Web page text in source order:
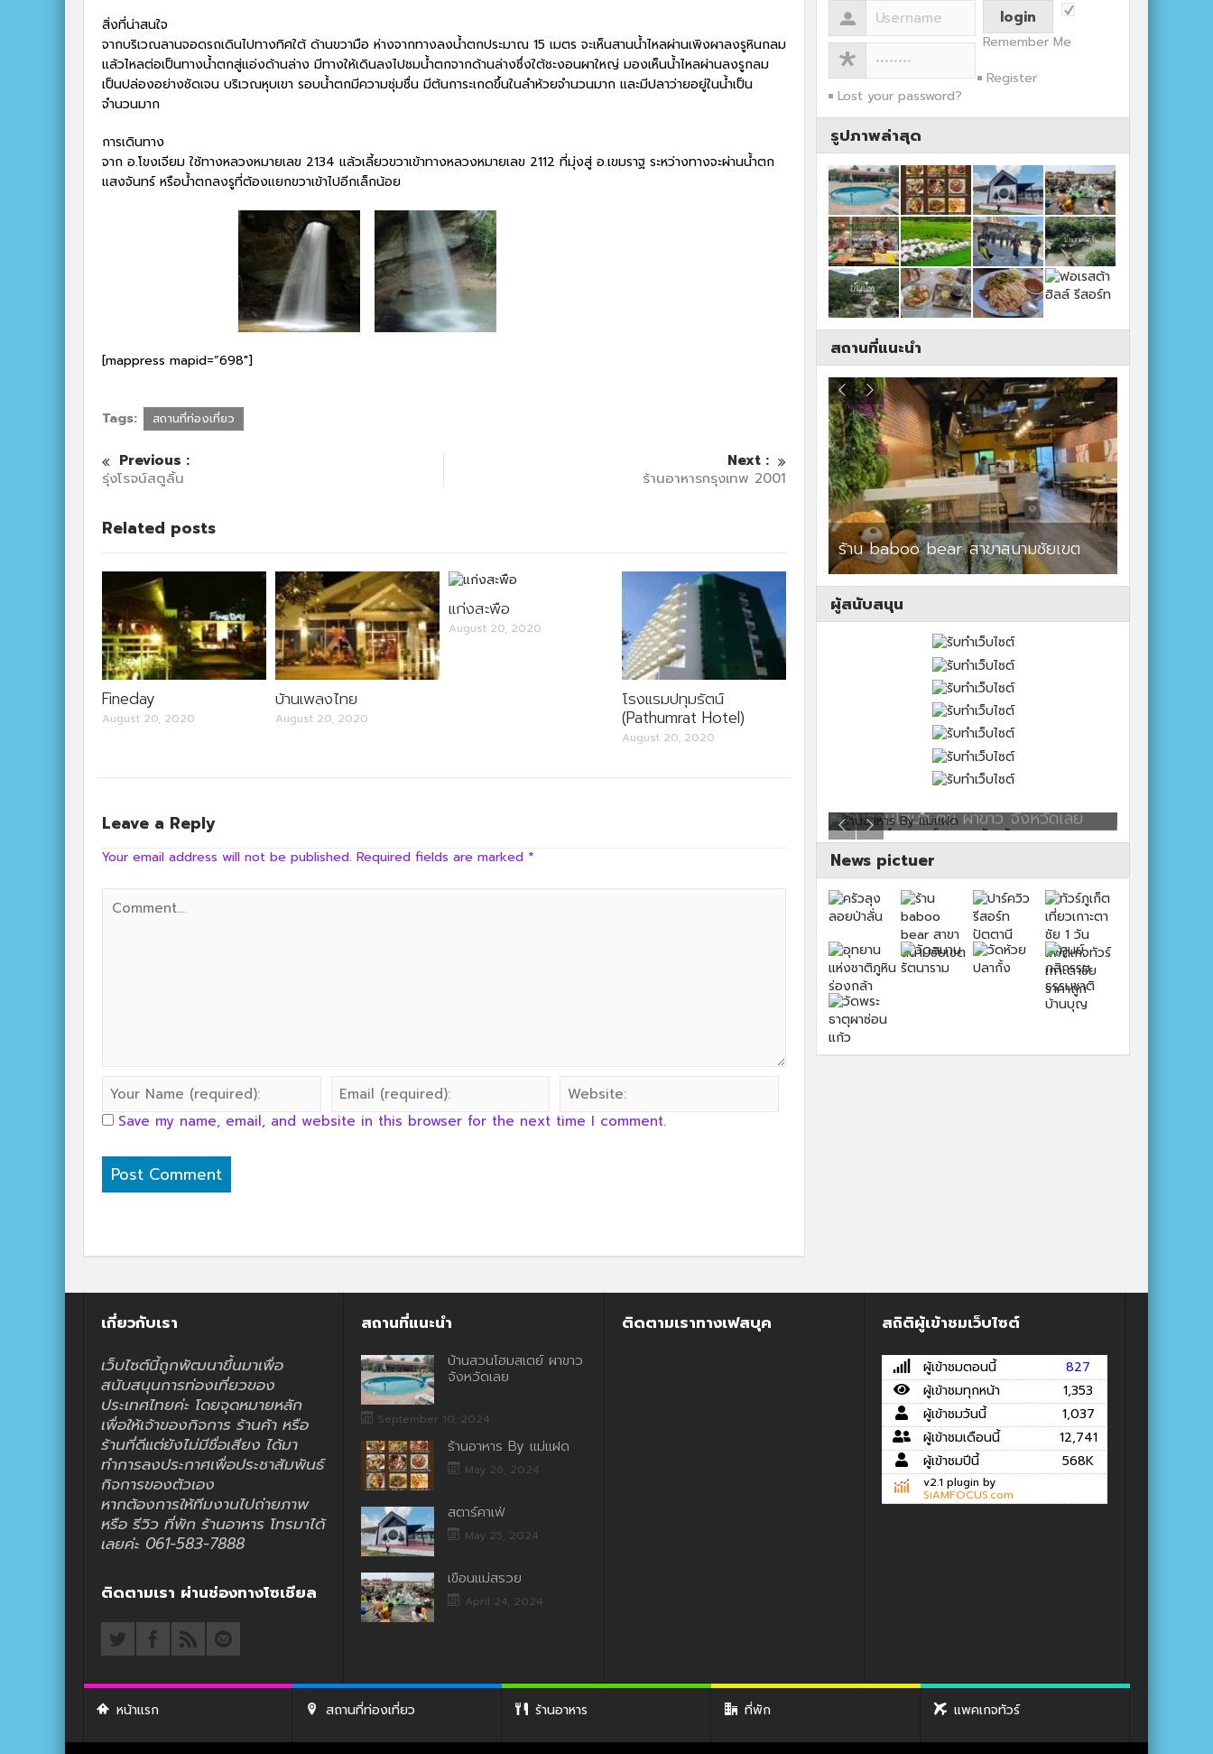
สิ่งที่น่าสนใจ
จากบริเวณลานจอดรถเดินไปทางทิศใต้ ด้านขวามือ ห่างจากทางลงน้ำตกประมาณ 15 เมตร จะเห็นสานน้ำไหลผ่านเพิงผาลงรูหินกลม
แล้วไหลต่อเป็นทางน้ำตกสู่แอ่งด้านล่าง มีทางให้เดินลงไปชมน้ำตกจากด้านล่างซึ่งใต้ชะงอนผาใหญ่ มองเห็นน้ำไหลผ่านลงรูกลม
เป็นปล่องอย่างชัดเจน บริเวณหุบเขา รอบน้ำตกมีความชุ่มชื่น มีต้นการะเกดขึ้นในลำห้วยจำนวนมาก และมีปลาว่ายอยู่ในน้ำเป็น
จำนวนมาก
การเดินทาง
จาก อ.โขงเจียม ใช้ทางหลวงหมายเลข 2134 แล้วเลี้ยวขวาเข้าทางหลวงหมายเลข 2112 ที่มุ่งสู่ อ.เขมราฐ ระหว่างทางจะผ่านน้ำตก
แสงจันทร์ หรือน้ำตกลงรูที่ต้องแยกขวาเข้าไปอีกเล็กน้อย
[mappress mapid=”698″]
Tags: สถานที่ท่องเที่ยว
Previous :
รุ่งโรจน์สตูลิ้น
Next :
ร้านอาหารกรุงเทพ 2001
Related posts
Fineday
August 20, 2020
บ้านเพลงไทย
August 20, 2020
แก่งสะพือ
August 20, 2020
โรงแรมปทุมรัตน์
(Pathumrat Hotel)
August 20, 2020
Leave a Reply
Your email address will not be published. Required fields are marked *
Save my name, email, and website in this browser for the next time I comment.
Remember Me
Register
Lost your password?
รูปภาพล่าสุด
สถานที่แนะนำ
ร้าน baboo bear สาขาสนามชัยเขต
ปาร์ควิวรีส
ผู้สนับสนุน
News pictuer
เกี่ยวกับเรา
เว็บไซต์นี้ถูกพัฒนาขึ้นมาเพื่อ
สนับสนุนการท่องเที่ยวของ
ประเทศไทยค่ะ โดยจุดหมายหลัก
เพื่อให้เจ้าของกิจการ ร้านค้า หรือ
ร้านที่ดีแต่ยังไม่มีชื่อเสียง ได้มา
ทำการลงประกาศเพื่อประชาสัมพันธ์
กิจการของตัวเอง
หากต้องการให้ทีมงานไปถ่ายภาพ
หรือ รีวิว ที่พัก ร้านอาหาร โทรมาได้
เลยค่ะ 061-583-7888
ติดตามเรา ผ่านช่องทางโซเชียล
สถานที่แนะนำ
บ้านสวนโฮมสเตย์ ผาขาว
จังหวัดเลย
September 10, 2024
ร้านอาหาร By แม่แฝด
May 26, 2024
สตาร์คาเฟ่
May 25, 2024
เขื่อนแม่สรวย
April 24, 2024
ติดตามเราทางเฟสบุค สถิติผู้เข้าชมเว็บไซต์
ผู้เข้าชมตอนนี้
827
ผู้เข้าชมทุกหน้า
1,353
ผู้เข้าชมวันนี้
1,037
ผู้เข้าชมเดือนนี้
12,741
ผู้เข้าชมปีนี้
568K
v2.1 plugin by
SiAMFOCUS.com
หน้าแรก สถานที่ท่องเที่ยว ร้านอาหาร ที่พัก แพคเกจทัวร์